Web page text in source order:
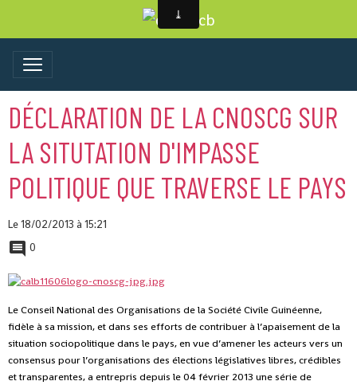
DÉCLARATION DE LA CNOSCG SUR
LA SITUTATION D'IMPASSE
POLITIQUE QUE TRAVERSE LE PAYS
Le 18/02/2013 à 15:21
0
Le Conseil National des Organisations de la Société Civile Guinéenne,
fidèle à sa mission, et dans ses efforts de contribuer à l’apaisement de la
situation sociopolitique dans le pays, en vue d’amener les acteurs vers un
consensus pour l’organisations des élections législatives libres, crédibles
et transparentes, a entrepris depuis le 04 février 2013 une série de